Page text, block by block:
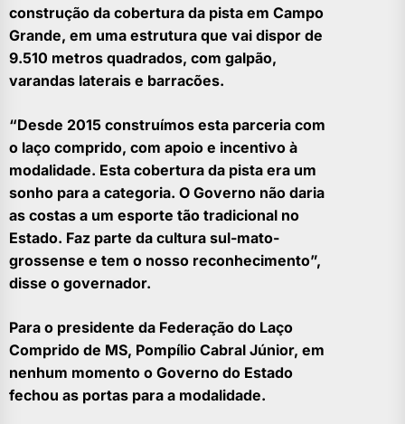
construção da cobertura da pista em Campo
Grande, em uma estrutura que vai dispor de
9.510 metros quadrados, com galpão,
varandas laterais e barracões.
“Desde 2015 construímos esta parceria com
o laço comprido, com apoio e incentivo à
modalidade. Esta cobertura da pista era um
sonho para a categoria. O Governo não daria
as costas a um esporte tão tradicional no
Estado. Faz parte da cultura sul-mato-
grossense e tem o nosso reconhecimento”,
disse o governador.
Para o presidente da Federação do Laço
Comprido de MS, Pompílio Cabral Júnior, em
nenhum momento o Governo do Estado
fechou as portas para a modalidade.